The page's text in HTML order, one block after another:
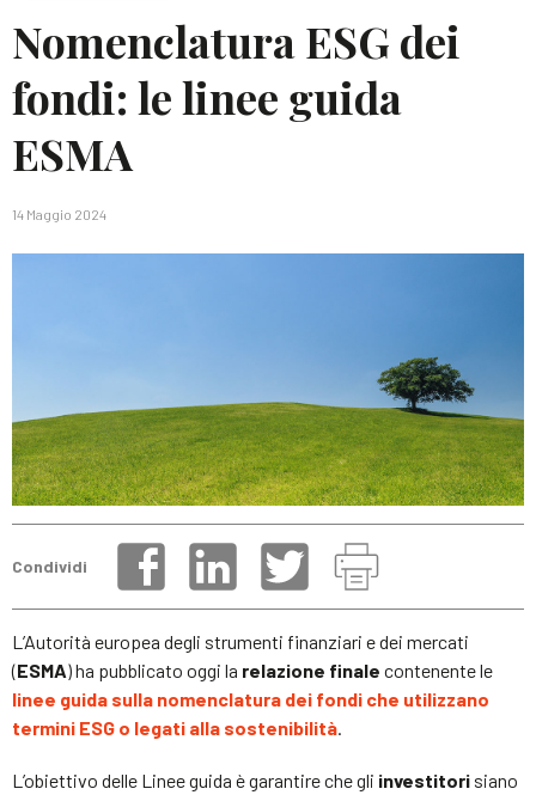
Nomenclatura ESG dei
fondi: le linee guida
ESMA
14 Maggio 2024
Condividi
L’Autorità europea degli strumenti finanziari e dei mercati
(ESMA) ha pubblicato oggi la relazione finale contenente le
linee guida sulla nomenclatura dei fondi che utilizzano
termini ESG o legati alla sostenibilità.
L’obiettivo delle Linee guida è garantire che gli investitori siano